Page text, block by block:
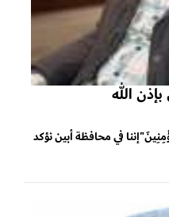
في محافظة أبين نؤكد